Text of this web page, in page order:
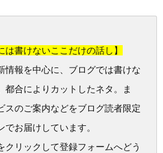
は書けないここだけの話し】
情報を中心に、ブログでは書けな
都合によりカットしたネタ。ま
スのご案内などをブログ読者限定
お届けしています。
クリックして登録フォームへどう